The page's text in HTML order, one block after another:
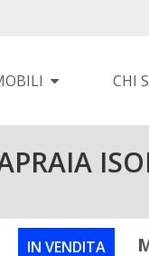
CHI
IN VENDITA